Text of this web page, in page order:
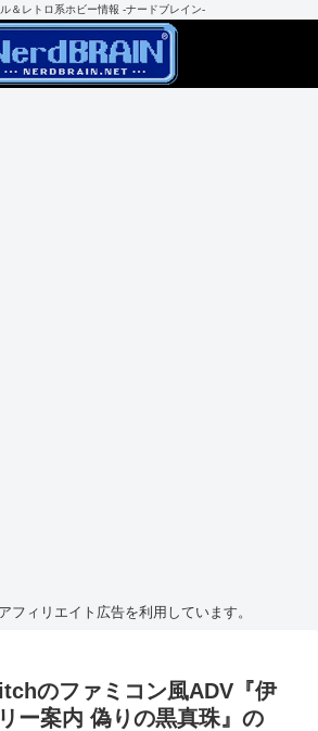
＆レトロ系ホビー情報 -ナードブレイン-
フィリエイト広告を利用しています。
のファミコン風ADV『伊
ー案内 偽りの黒真珠』の